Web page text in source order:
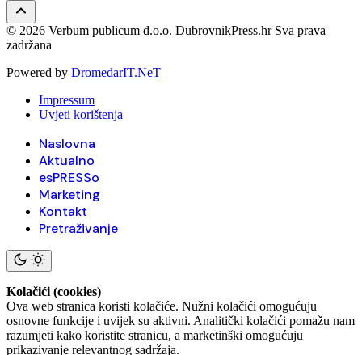
© 2026 Verbum publicum d.o.o. DubrovnikPress.hr Sva prava
zadržana
Powered by DromedarIT.NeT
Impressum
Uvjeti korištenja
Naslovna
Aktualno
esPRESSo
Marketing
Kontakt
Pretraživanje
Kolačići (cookies)
Ova web stranica koristi kolačiće. Nužni kolačići omogućuju
osnovne funkcije i uvijek su aktivni. Analitički kolačići pomažu nam
razumjeti kako koristite stranicu, a marketinški omogućuju
prikazivanje relevantnog sadržaja.